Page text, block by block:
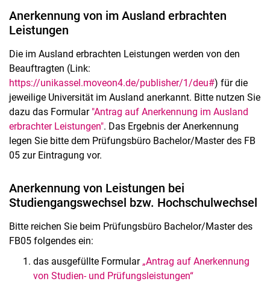
Fachbereichsrat
Anerkennung von im Ausland erbrachten
Leistungen
Die im Ausland erbrachten Leistungen werden von den
Beauftragten (Link:
https://unikassel.moveon4.de/publisher/1/deu#) für die
jeweilige Universität im Ausland anerkannt. Bitte nutzen Sie
dazu das Formular "Antrag auf Anerkennung im Ausland
erbrachter Leistungen". Das Ergebnis der Anerkennung
legen Sie bitte dem Prüfungsbüro Bachelor/Master des FB
05 zur Eintragung vor.
Anerkennung von Leistungen bei
Studiengangswechsel bzw. Hochschulwechsel
Bitte reichen Sie beim Prüfungsbüro Bachelor/Master des
FB05 folgendes ein:
das ausgefüllte Formular „Antrag auf Anerkennung
von Studien- und Prüfungsleistungen“